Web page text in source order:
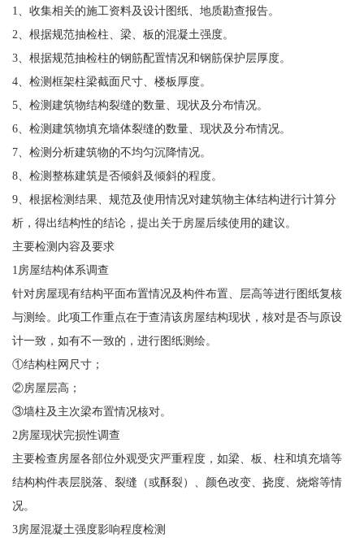
1、收集相关的施工资料及设计图纸、地质勘查报告。
2、根据规范抽检柱、梁、板的混凝土强度。
3、根据规范抽检柱的钢筋配置情况和钢筋保护层厚度。
4、检测框架柱梁截面尺寸、楼板厚度。
5、检测建筑物结构裂缝的数量、现状及分布情况。
6、检测建筑物填充墙体裂缝的数量、现状及分布情况。
7、检测分析建筑物的不均匀沉降情况。
8、检测整栋建筑是否倾斜及倾斜的程度。
9、根据检测结果、规范及使用情况对建筑物主体结构进行计算分
析，得出结构性的结论，提出关于房屋后续使用的建议。
主要检测内容及要求
1房屋结构体系调查
针对房屋现有结构平面布置情况及构件布置、层高等进行图纸复核
与测绘。此项工作重点在于查清该房屋结构现状，核对是否与原设
计一致，如有不一致的，进行图纸测绘。
①结构柱网尺寸；
②房屋层高；
③墙柱及主次梁布置情况核对。
2房屋现状完损性调查
主要检查房屋各部位外观受灾严重程度，如梁、板、柱和填充墙等
结构构件表层脱落、裂缝（或酥裂）、颜色改变、挠度、烧熔等情
况。
3房屋混凝土强度影响程度检测